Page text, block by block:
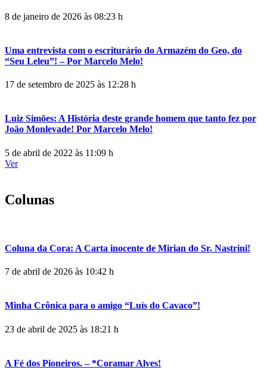
8 de janeiro de 2026 às 08:23 h
Uma entrevista com o escriturário do Armazém do Geo, do
“Seu Leleu”! – Por Marcelo Melo!
17 de setembro de 2025 às 12:28 h
Luiz Simões: A História deste grande homem que tanto fez por
João Monlevade! Por Marcelo Melo!
5 de abril de 2022 às 11:09 h
Ver
Colunas
Coluna da Cora: A Carta inocente de Mirian do Sr. Nastrini!
7 de abril de 2026 às 10:42 h
Minha Crônica para o amigo “Luís do Cavaco”!
23 de abril de 2025 às 18:21 h
A Fé dos Pioneiros. – *Coramar Alves!